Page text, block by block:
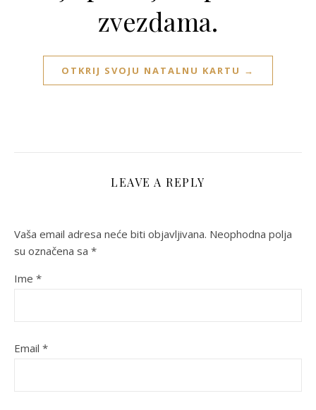
zvezdama.
OTKRIJ SVOJU NATALNU KARTU →
LEAVE A REPLY
Vaša email adresa neće biti objavljivana. Neophodna polja
su označena sa *
Ime *
Email *